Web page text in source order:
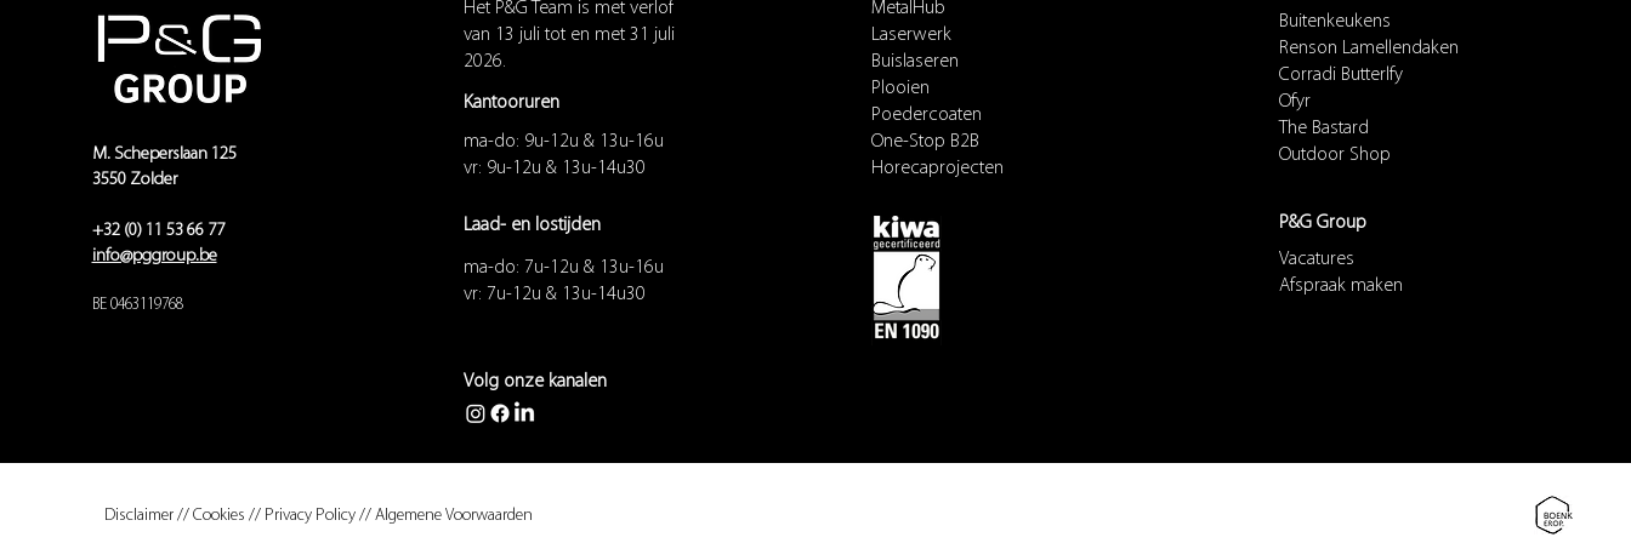
M. Scheperslaan 125
3550 Zolder
+32 (0) 11 53 66 77
info@pggroup.be
BE 0463119768
Het P&G Team is met verlof
van 13 juli tot en met 31 juli
2026.
Kantooruren
ma-do: 9u-12u & 13u-16u
vr: 9u-12u & 13u-14u30
Laad- en lostijden
ma-do: 7u-12u & 13u-16u
vr: 7u-12u & 13u-14u30
Volg onze kanalen
MetalHub
Laserwerk
Buislaseren
Plooien
Poedercoaten
One-Stop B2B
Horecaprojecten
Buitenkeukens
Renson Lamellendaken
Corradi Butterlfy
Ofyr
The Bastard
Outdoor Shop
P&G Group
Vacatures
Afspraak maken
Disclaimer// Cookies // Privacy Policy // Algemene Voorwaarden